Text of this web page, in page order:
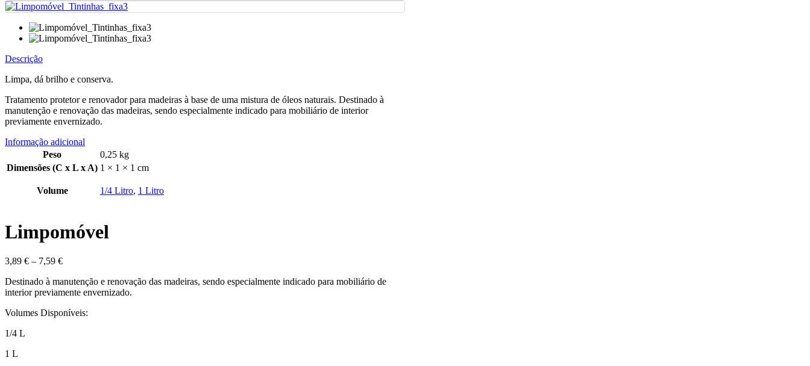
Descrição
Limpa, dá brilho e conserva.
Tratamento protetor e renovador para madeiras à base de uma mistura de óleos naturais. Destinado à
manutenção e renovação das madeiras, sendo especialmente indicado para mobiliário de interior
previamente envernizado.
Informação adicional
Peso
0,25 kg
Dimensões (C x L x A) 1 × 1 × 1 cm
Volume 1/4 Litro, 1 Litro
Limpomóvel
3,89 € – 7,59 €
Destinado à manutenção e renovação das madeiras, sendo especialmente indicado para mobiliário de
interior previamente envernizado.
Volumes Disponíveis:
1/4 L
1 L